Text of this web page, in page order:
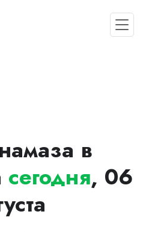
в
сегодня, 06